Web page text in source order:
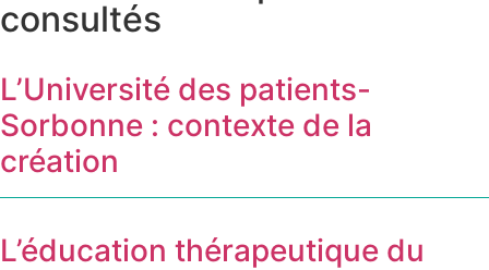
consultés
L’Université des patients-
Sorbonne : contexte de la
création
L’éducation thérapeutique du